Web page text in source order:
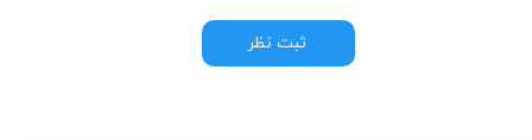
ثبت نظر